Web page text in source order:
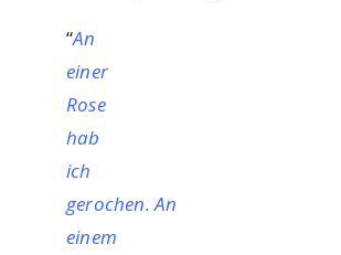
“An
einer
Rose
hab
ich
gerochen. An
einem